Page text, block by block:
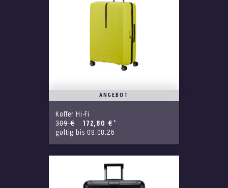
ANGEBOT
Koffer Hi-Fi
309 €
172,80 € *
gültig bis 08.08.26